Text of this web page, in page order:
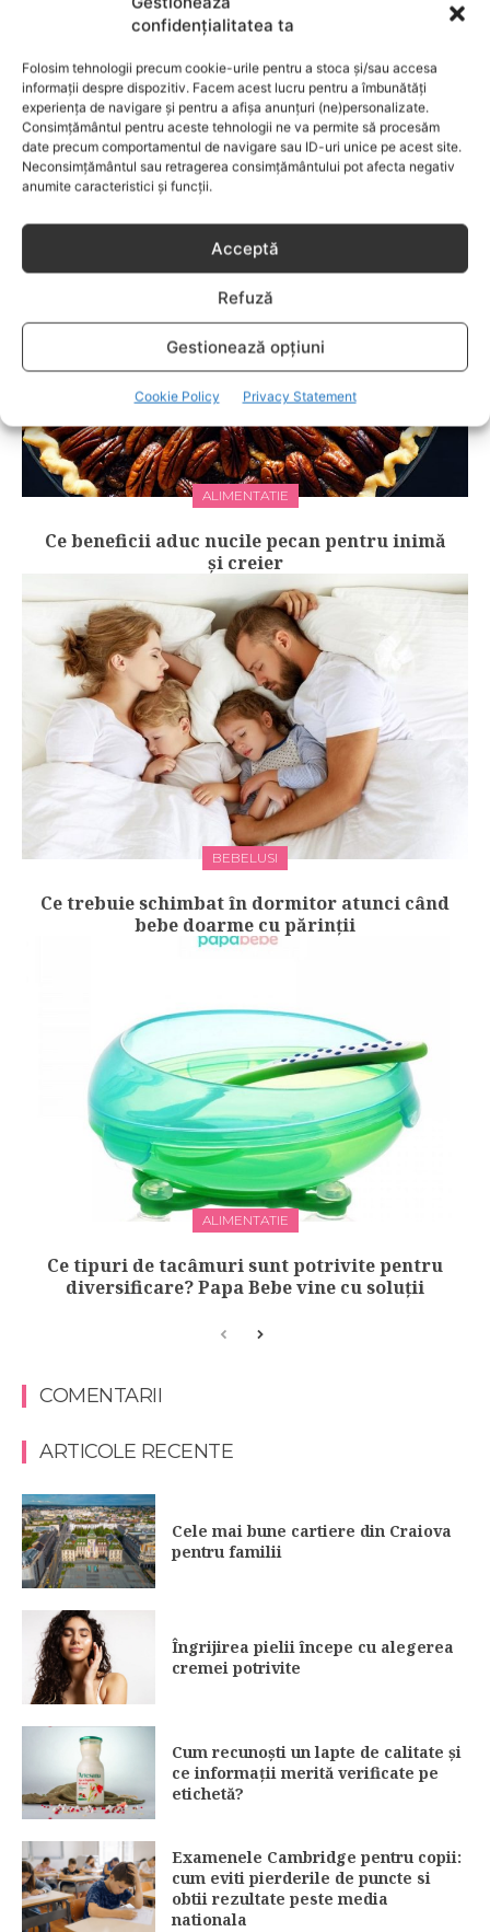
confidențialitatea ta
Folosim tehnologii precum cookie-urile pentru a stoca și/sau accesa
informații despre dispozitiv. Facem acest lucru pentru a îmbunătăți
experiența de navigare și pentru a afișa anunțuri (ne)personalizate.
Consimțământul pentru aceste tehnologii ne va permite să procesăm
date precum comportamentul de navigare sau ID-uri unice pe acest site.
Neconsimțământul sau retragerea consimțământului pot afecta negativ
anumite caracteristici și funcții.
Acceptă
Refuză
Gestionează opțiuni
Cookie Policy Privacy Statement
capitol fascinant dedicat copiilor valoroși ai țării. ÎNVAŢĂ
SĂ PREVII! –sunt prezentate soluţii de prevenire a
copiilor, cât şi pe cea a părinţilor.
RELATED POSTS
ALIMENTATIE
Ce beneficii aduc nucile pecan pentru inimă
și creier
BEBELUSI
Ce trebuie schimbat în dormitor atunci când
bebe doarme cu părinţii
ALIMENTATIE
Ce tipuri de tacâmuri sunt potrivite pentru
diversificare? Papa Bebe vine cu soluții
COMENTARII
ARTICOLE RECENTE
Cele mai bune cartiere din Craiova
pentru familii
Îngrijirea pielii începe cu alegerea
cremei potrivite
Cum recunoști un lapte de calitate și
ce informații merită verificate pe
etichetă?
Examenele Cambridge pentru copii:
cum eviti pierderile de puncte si
obtii rezultate peste media
nationala